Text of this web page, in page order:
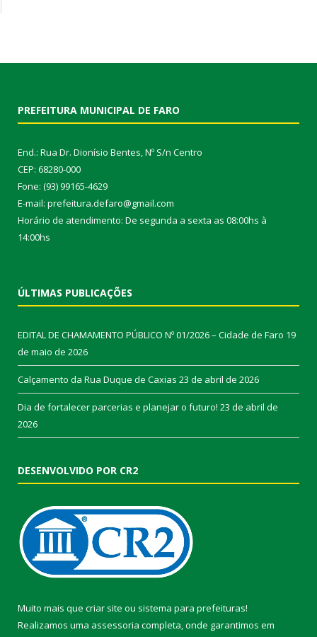
PREFEITURA MUNICIPAL DE FARO
End.: Rua Dr. Dionísio Bentes, Nº S/n Centro
CEP: 68280-000
Fone: (93) 99165-4629
E-mail: prefeitura.defaro@gmail.com
Horário de atendimento: De segunda a sexta as 08:00hs à
14:00hs
ÚLTIMAS PUBLICAÇÕES
EDITAL DE CHAMAMENTO PÚBLICO Nº 01/2026 – Cidade de Faro 19
de maio de 2026
Calçamento da Rua Duque de Caxias 23 de abril de 2026
Dia de fortalecer parcerias e planejar o futuro! 23 de abril de
2026
DESENVOLVIDO POR CR2
Muito mais que criar site ou sistema para prefeituras!
Realizamos uma assessoria completa, onde garantimos em